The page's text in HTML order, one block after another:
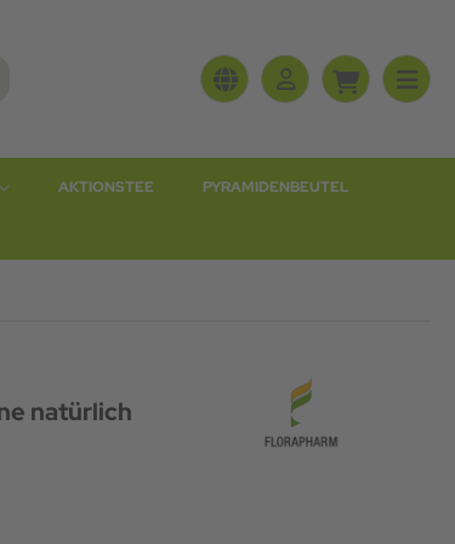
AKTIONSTEE PYRAMIDENBEUTEL
natürlich